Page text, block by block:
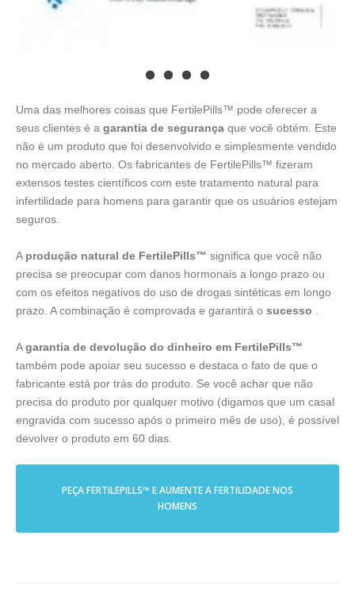
Uma das melhores coisas que FertilePills™ pode oferecer a
seus clientes é a garantia de segurança que você obtém. Este
não é um produto que foi desenvolvido e simplesmente vendido
no mercado aberto. Os fabricantes de FertilePills™ fizeram
extensos testes científicos com este tratamento natural para
infertilidade para homens para garantir que os usuários estejam
seguros.
A produção natural de FertilePills™ significa que você não
precisa se preocupar com danos hormonais a longo prazo ou
com os efeitos negativos do uso de drogas sintéticas em longo
prazo. A combinação é comprovada e garantirá o sucesso
Agarantia de devolução do dinheiro em FertilePills™
também pode apoiar seu sucesso e destaca o fato de que o
fabricante está por trás do produto. Se você achar que não
precisa do produto por qualquer motivo (digamos que um casal
engravida com sucesso após o primeiro mês de uso), é possível
devolver o produto em 60 dias.
PEÇA FERTILEPILLS™ E AUMENTE A FERTILIDADE NOS
HOMENS